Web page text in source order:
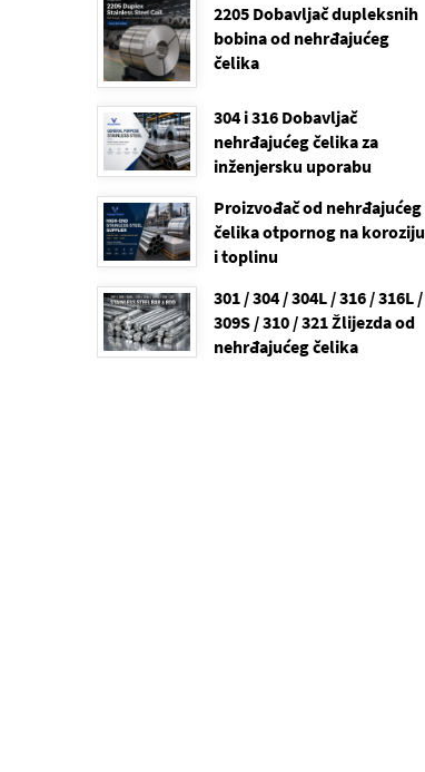
2205 Dobavljač dupleksnih
bobina od nehrđajućeg
čelika
304 i 316 Dobavljač
nehrđajućeg čelika za
inženjersku uporabu
Proizvođač od nehrđajućeg
čelika otpornog na koroziju
i toplinu
301 / 304 / 304L / 316 / 316L /
309S / 310 / 321 Žlijezda od
nehrđajućeg čelika